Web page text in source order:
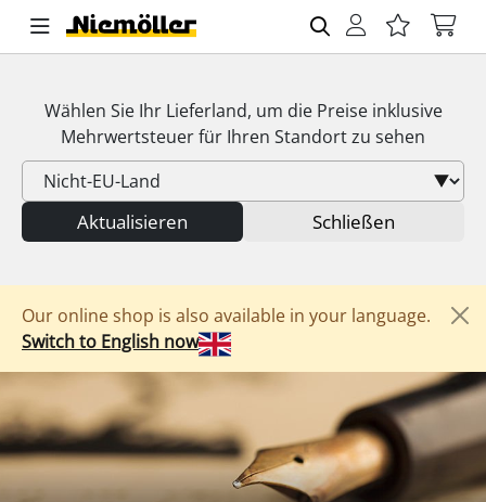
Wählen Sie Ihr Lieferland, um die Preise inklusive
Mehrwertsteuerfür Ihren Standort zu sehen
Aktualisieren Schließen
Our online shop is also available in your language.
Switch to English now